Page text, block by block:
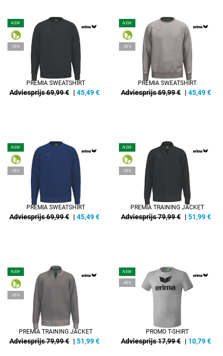
NEW
-35%
PREMIA SWEATSHIRT
Adviesprijs 69,99 € | 45,49€
NEW
-35%
PREMIA SWEATSHIRT
Adviesprijs 69,99 € | 45,49€
NEW
-35%
PREMIA SWEATSHIRT
Adviesprijs 69,99 € | 45,49€
NEW
-35%
PREMIA TRAINING JACKET
Adviesprijs 79,99 € | 51,99€
NEW
-35%
PREMIA TRAINING JACKET
Adviesprijs 79,99 € | 51,99€
NEW
-40%
PROMO T-SHIRT
Adviesprijs 17,99 € | 10,79€